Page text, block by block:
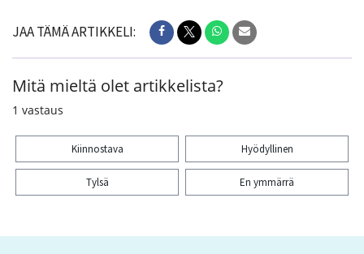
JAA TÄMÄ ARTIKKELI:
Mitä mieltä olet artikkelista?
1 vastaus
Kiinnostava Hyödyllinen
Tylsä En ymmärrä